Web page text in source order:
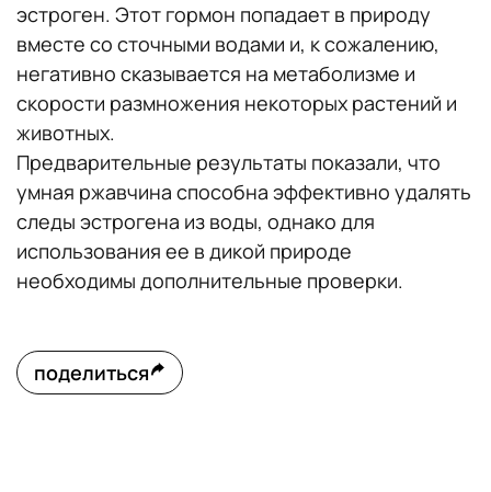
эстроген. Этот гормон попадает в природу
вместе со сточными водами и, к сожалению,
негативно сказывается на метаболизме и
скорости размножения некоторых растений и
животных.
Предварительные результаты показали, что
умная ржавчина способна эффективно удалять
следы эстрогена из воды, однако для
использования ее в дикой природе
необходимы дополнительные проверки.
поделиться